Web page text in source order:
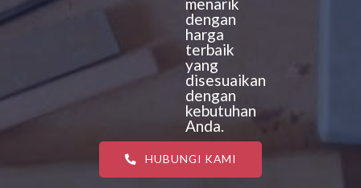
dengan
harga
terbaik
yang
disesuaikan
dengan
kebutuhan
Anda.
HUBUNGI KAMI